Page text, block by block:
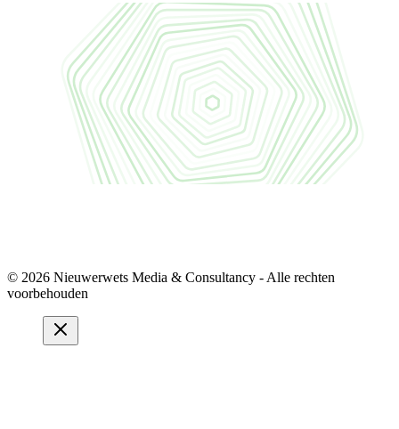
© 2026 Nieuwerwets Media & Consultancy - Alle rechten
voorbehouden